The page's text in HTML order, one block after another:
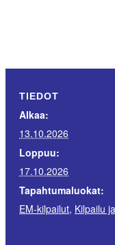
TIEDOT
Alkaa:
13.10.2026
Loppuu:
17.10.2026
Tapahtumaluokat:
EM-kilpailut, Kilpailu